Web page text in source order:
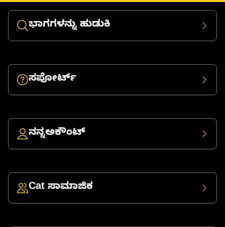
ಭಾಗಗಳನ್ನು ಹುಡುಕಿ
ಸಪೋರ್ಟ್
ನನ್ನಅಕೌಂಟ್
Cat ಸಾಮಾಜಿಕ